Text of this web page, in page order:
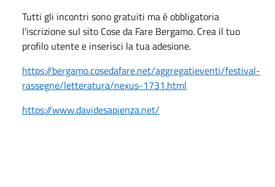
Tutti gli incontri sono gratuiti ma è obbligatoria
l'iscrizione sul sito Cose da Fare Bergamo. Crea il tuo
profilo utente e inserisci la tua adesione.
https://bergamo.cosedafare.net/aggregatieventi/festival-
rassegne/letteratura/nexus-1731.html
https://www.davidesapienza.net/